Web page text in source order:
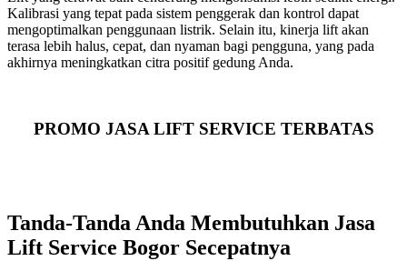
Kalibrasi yang tepat pada sistem penggerak dan kontrol dapat
mengoptimalkan penggunaan listrik. Selain itu, kinerja lift akan
terasa lebih halus, cepat, dan nyaman bagi pengguna, yang pada
akhirnya meningkatkan citra positif gedung Anda.
PROMO JASA LIFT SERVICE TERBATAS
Tanda-Tanda Anda Membutuhkan Jasa
Lift Service Bogor Secepatnya